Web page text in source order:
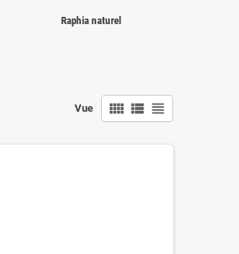
Raphia naturel
Vue view_comfy view_list view_headline